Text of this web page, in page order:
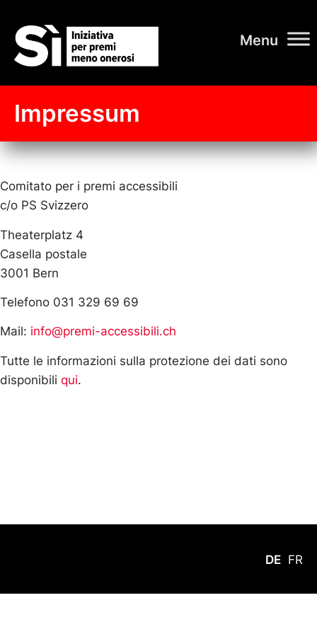
Impressum
Comitato per i premi accessibili
c/o PS Svizzero
Theaterplatz 4
Casella postale
3001 Bern
Telefono 031 329 69 69
Mail: info@premi-accessibili.ch
Tutte le informazioni sulla protezione dei dati sono
disponibili qui.
DE FR